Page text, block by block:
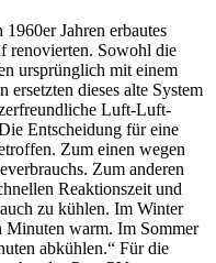
Jahren erbautes
renovierten. Sowohl die
ursprünglich mit einem
ersetzten dieses alte System
Luft-Luft-
Entscheidung für eine
Zum einen wegen
Zum anderen
Reaktionszeit und
zu kühlen. Im Winter
Minuten warm. Im Sommer
abkühlen.“ Für die